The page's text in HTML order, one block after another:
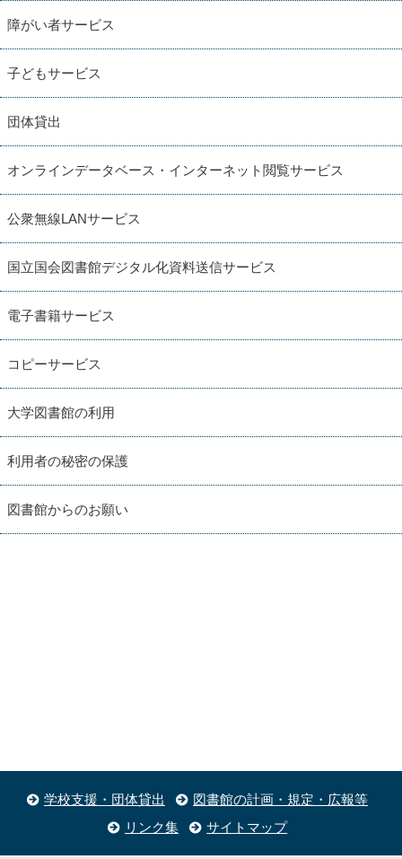
障がい者サービス
子どもサービス
団体貸出
オンラインデータベース・インターネット閲覧サービス
公衆無線LANサービス
国立国会図書館デジタル化資料送信サービス
電子書籍サービス
コピーサービス
大学図書館の利用
利用者の秘密の保護
図書館からのお願い
学校支援・団体貸出
図書館の計画・規定・広報等
リンク集
サイトマップ